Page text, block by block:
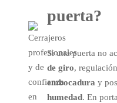
puerta?
Si una puerta no
de giro,
embocadura y
humedad. En